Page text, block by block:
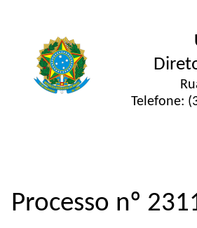
Telefone:
Processo nº